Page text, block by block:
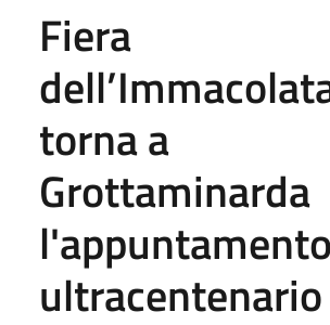
Fiera
torna a
Grottaminarda
l'appuntamento
ultracentenario